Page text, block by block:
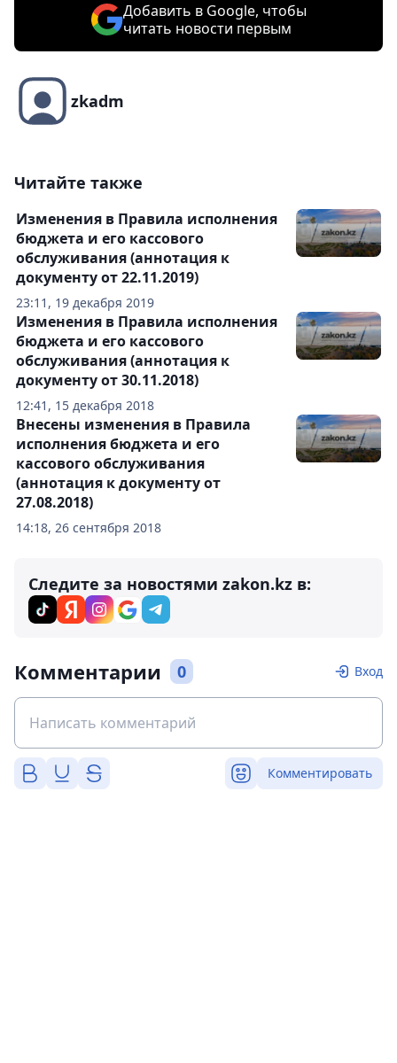
Добавить в Google, чтобы
читать новости первым
zkadm
Читайте также
23:11, 19 декабря 2019
Изменения в Правила исполнения
бюджета и его кассового
обслуживания (аннотация к
документу от 22.11.2019)
12:41, 15 декабря 2018
Изменения в Правила исполнения
бюджета и его кассового
обслуживания (аннотация к
документу от 30.11.2018)
14:18, 26 сентября 2018
Внесены изменения в Правила
исполнения бюджета и его
кассового обслуживания
(аннотация к документу от
27.08.2018)
Следите за новостями zakon.kz в:
Комментарии 0 Вход
Комментировать